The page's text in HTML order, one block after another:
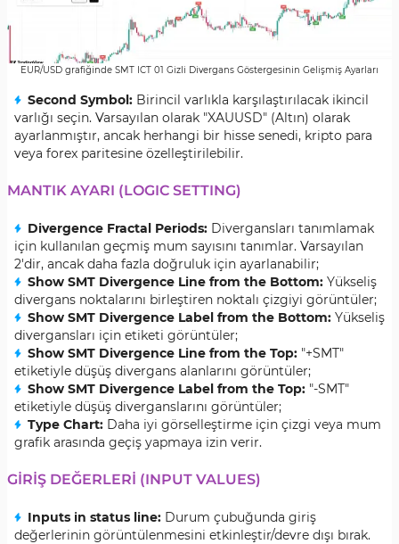
EUR/USD grafiğinde SMT ICT 01 Gizli Divergans Göstergesinin Gelişmiş Ayarları
Second Symbol: Birincil varlıkla karşılaştırılacak ikincil
varlığı seçin. Varsayılan olarak "XAUUSD" (Altın) olarak
ayarlanmıştır, ancak herhangi bir hisse senedi, kripto para
veya forex paritesine özelleştirilebilir.
MANTIK AYARI (LOGIC SETTING)
Divergence Fractal Periods: Divergansları tanımlamak
için kullanılan geçmiş mum sayısını tanımlar. Varsayılan
2'dir, ancak daha fazla doğruluk için ayarlanabilir;
Show SMT Divergence Line from the Bottom: Yükseliş
divergans noktalarını birleştiren noktalı çizgiyi görüntüler;
Show SMT Divergence Label from the Bottom: Yükseliş
divergansları için etiketi görüntüler;
Show SMT Divergence Line from the Top: "+SMT"
etiketiyle düşüş divergans alanlarını görüntüler;
Show SMT Divergence Label from the Top: "-SMT"
etiketiyle düşüş diverganslarını görüntüler;
Type Chart: Daha iyi görselleştirme için çizgi veya mum
grafik arasında geçiş yapmaya izin verir.
GİRİŞ DEĞERLERİ (INPUT VALUES)
Inputs in status line: Durum çubuğunda giriş
değerlerinin görüntülenmesini etkinleştir/devre dışı bırak.